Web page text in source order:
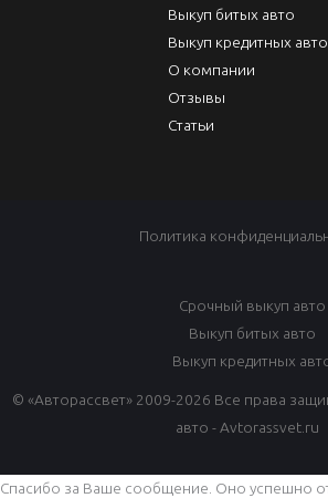
Выкуп битых авто
Выкуп кредитных авто
О компании
Отзывы
Статьи
Политика
Срочный выкуп авто
Выкуп битых авто
Выкуп кредитных
© «Авторассвет» 2009-2026 Все права
авто - Avtorassvet.ru
Спасибо за Ваше сообщение. Оно успешно